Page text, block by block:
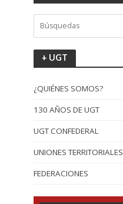
+ UGT
¿QUIÉNES SOMOS?
130 AÑOS DE UGT
UGT CONFEDERAL
UNIONES TERRITORIALES
FEDERACIONES